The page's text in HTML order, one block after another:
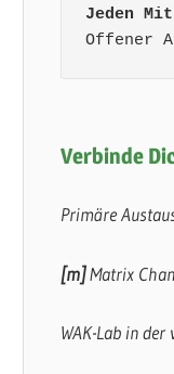
Jeden
Offener
Verbinde
Primäre
[m]Matrix
WAK-Lab in